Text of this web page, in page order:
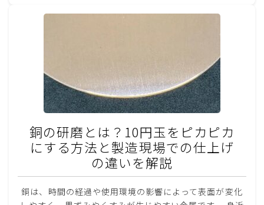
銅の研磨とは？10円玉をピカピカ
にする方法と製造現場での仕上げ
の違いを解説
銅は、時間の経過や使用環境の影響によって表面が変化